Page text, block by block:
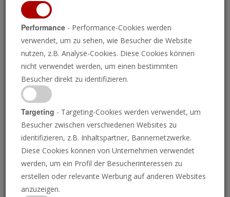
GETTY IMAGES
Jeremias Auftrag
Performance - Performance-Cookies werden
verwendet, um zu sehen, wie Besucher die Website
nutzen, z.B. Analyse-Cookies. Diese Cookies können
nicht verwendet werden, um einen bestimmten
Besucher direkt zu identifizieren.
Targeting - Targeting-Cookies werden verwendet, um
Besucher zwischen verschiedenen Websites zu
identifizieren, z.B. Inhaltspartner, Bannernetzwerke.
Diese Cookies können von Unternehmen verwendet
werden, um ein Profil der Besucherinteressen zu
erstellen oder relevante Werbung auf anderen Websites
anzuzeigen.